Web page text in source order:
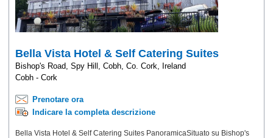
Bella Vista Hotel & Self Catering Suites
Bishop's Road, Spy Hill, Cobh, Co. Cork, Ireland
Cobh - Cork
Prenotare ora
Indicare la completa descrizione
Bella Vista Hotel & Self Catering Suites PanoramicaSituato su Bishop's